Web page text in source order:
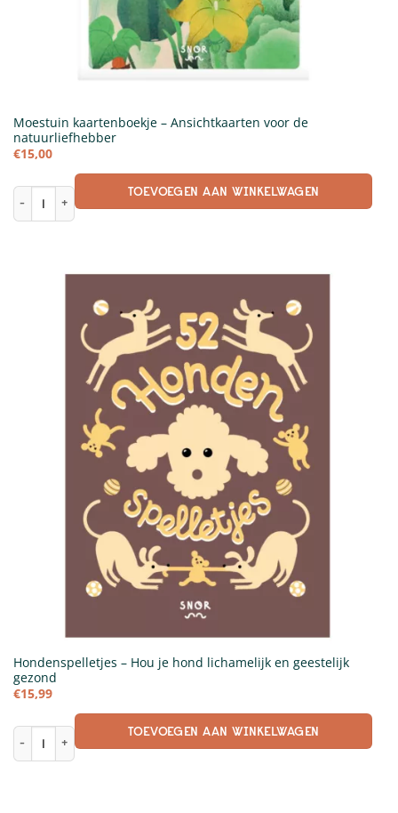
Moestuin kaartenboekje – Ansichtkaarten voor de
natuurliefhebber
€15,00
Moestuin kaartenboekje - Ansichtkaarten voor de natuurliefhebber
TOEVOEGEN AAN WINKELWAGEN
Hondenspelletjes – Hou je hond lichamelijk en geestelijk
gezond
€15,99
Hondenspelletjes - Hou je hond lichamelijk en geestelijk gezond aantal
TOEVOEGEN AAN WINKELWAGEN